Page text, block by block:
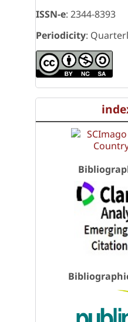
ISSN-e: 2344-8393
Periodicity: